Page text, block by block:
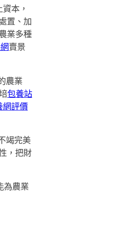
本，
置、加
業多種
賣景
農業
包養站
網評價
竭完美
，把財
為農業